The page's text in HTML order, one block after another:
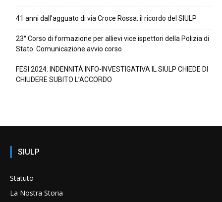
41 anni dall’agguato di via Croce Rossa: il ricordo del SIULP
23° Corso di formazione per allievi vice ispettori della Polizia di
Stato. Comunicazione avvio corso
FESI 2024: INDENNITÀ INFO-INVESTIGATIVA IL SIULP CHIEDE DI
CHIUDERE SUBITO L’ACCORDO
SIULP
Statuto
La Nostra Storia